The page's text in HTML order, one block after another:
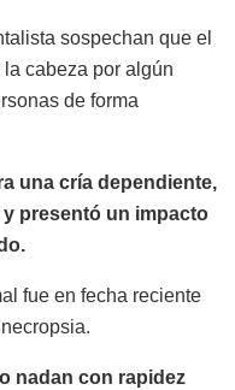
sospechan que el
cabeza por algún
de forma
una cría dependiente,
presentó un impacto
fue en fecha reciente
nadan con rapidez